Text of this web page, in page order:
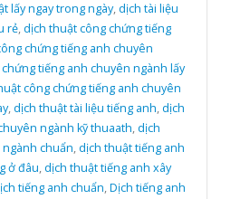
lấy ngay trong ngày,dịch tài liệu
rẻ,dịch thuật công chứng tiếng
chứng tiếng anh chuyên
tiếng anh chuyên ngành lấy
công chứng tiếng anh chuyên
,dịch thuật tài liệu tiếng anh,dịch
ngành kỹ thuaath,dịch
chuẩn,dịch thuật tiếng anh
ở đâu,dịch thuật tiếng anh xây
tiếng anh chuẩn,Dịch tiếng anh